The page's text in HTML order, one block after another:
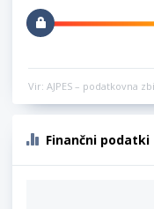
Vir: AJPES – podatkovna
Finančni podatki